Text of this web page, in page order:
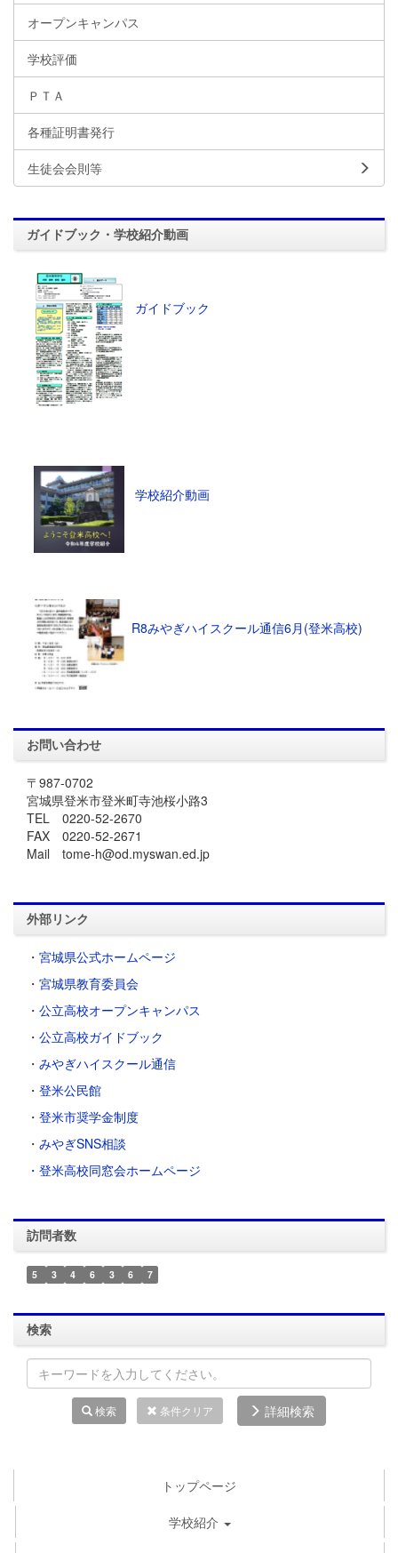
オープンキャンパス
学校評価
ＰＴＡ
各種証明書発行
生徒会会則等
ガイドブック・学校紹介動画
ガイドブック
学校紹介動画
R8みやぎハイスクール通信6月(登米高校)
お問い合わせ
〒987-0702
宮城県登米市登米町寺池桜小路3
TEL 0220-52-2670
FAX 0220-52-2671
Mail tome-h@od.myswan.ed.jp
外部リンク
・ 宮城県公式ホームページ
・ 宮城県教育委員会
・ 公立高校オープンキャンパス
・ 公立高校ガイドブック
・ みやぎハイスクール通信
・ 登米公民館
・ 登米市奨学金制度
・ みやぎSNS相談
・登米高校同窓会ホームページ
訪問者数
5 3 4 6 3 6 7
検索
検索 条件クリア 詳細検索
トップページ
学校紹介